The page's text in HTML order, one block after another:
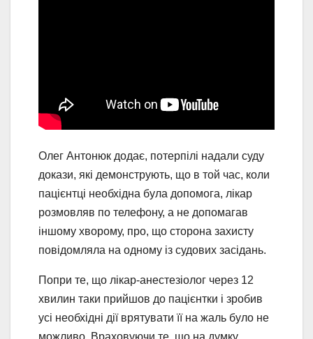
Олег Антонюк додає, потерпілі надали суду
докази, які демонструють, що в той час, коли
пацієнтці необхідна була допомога, лікар
розмовляв по телефону, а не допомагав
іншому хворому, про, що сторона захисту
повідомляла на одному із судових засідань.
Попри те, що лікар-анестезіолог через 12
хвилин таки прийшов до пацієнтки і зробив
усі необхідні дії врятувати її на жаль було не
можливо. Враховуючи те, що на думку